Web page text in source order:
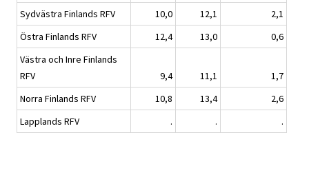
Sydvästra Finlands RFV
10,0 12,1
2,1
Östra Finlands RFV
12,4 13,0
0,6
Västra och Inre Finlands
RFV
9,4 11,1
1,7
Norra Finlands RFV
10,8 13,4
2,6
Lapplands RFV
. . .